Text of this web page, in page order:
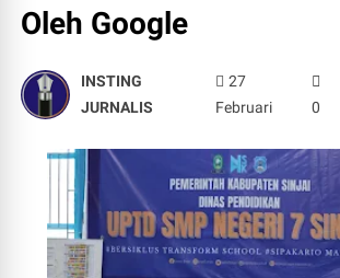
Oleh Google
INSTING
JURNALIS
27
Februari
0